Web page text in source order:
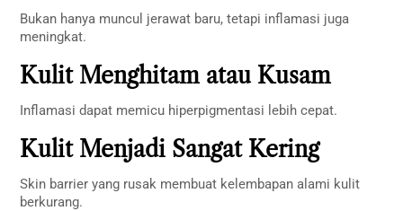
Bukan hanya muncul jerawat baru, tetapi inflamasi juga
meningkat.
Kulit Menghitam atau Kusam
Inflamasi dapat memicu hiperpigmentasi lebih cepat.
Kulit Menjadi Sangat Kering
Skin barrier yang rusak membuat kelembapan alami kulit
berkurang.